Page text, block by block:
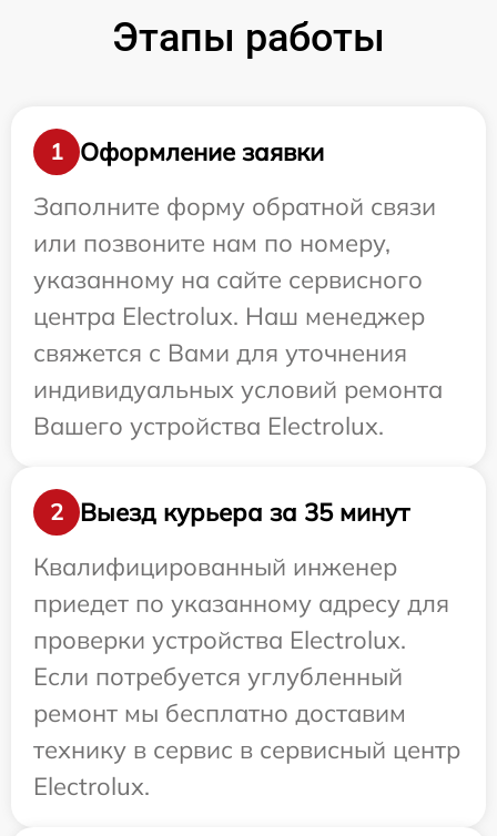
Этапы работы
1
Оформление заявки
Заполните форму обратной связи
или позвоните нам по номеру,
указанному на сайте сервисного
центра Electrolux. Наш менеджер
свяжется с Вами для уточнения
индивидуальных условий ремонта
Вашего устройства Electrolux.
2
Выезд курьера за 35 минут
Квалифицированный инженер
приедет по указанному адресу для
проверки устройства Electrolux.
Если потребуется углубленный
ремонт мы бесплатно доставим
технику в сервис в сервисный центр
Electrolux.